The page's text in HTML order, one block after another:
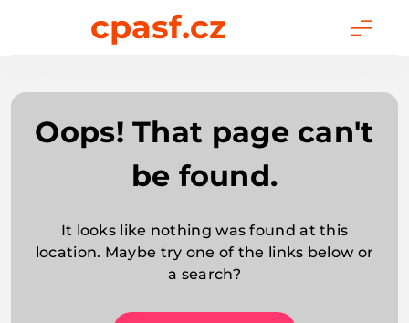
cpasf.cz
Oops! That page can't
be found.
It looks like nothing was found at this
location. Maybe try one of the links below or
a search?